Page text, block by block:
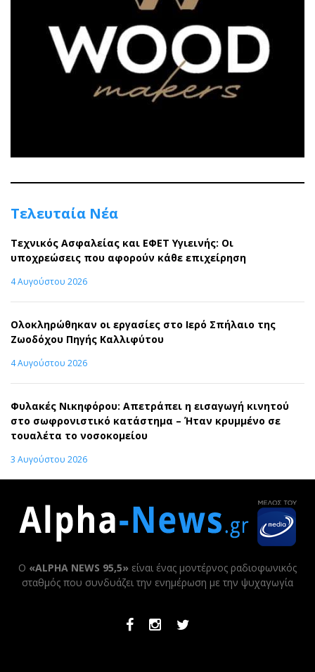
Τελευταία Νέα
Τεχνικός Ασφαλείας και ΕΦΕΤ Υγιεινής: Οι
υποχρεώσεις που αφορούν κάθε επιχείρηση
4 Αυγούστου 2026
Ολοκληρώθηκαν οι εργασίες στο Ιερό Σπήλαιο της
Ζωοδόχου Πηγής Καλλιφύτου
4 Αυγούστου 2026
Φυλακές Νικηφόρου: Απετράπει η εισαγωγή κινητού
στο σωφρονιστικό κατάστημα – Ήταν κρυμμένο σε
τουαλέτα το νοσοκομείου
3 Αυγούστου 2026
Ο «ALPHA NEWS 95,5» είναι ένας μοντέρνος ραδιοφωνικός
σταθμός που συνδυάζει την ενημέρωση με την ψυχαγωγία
FacebookInstagramTwitter